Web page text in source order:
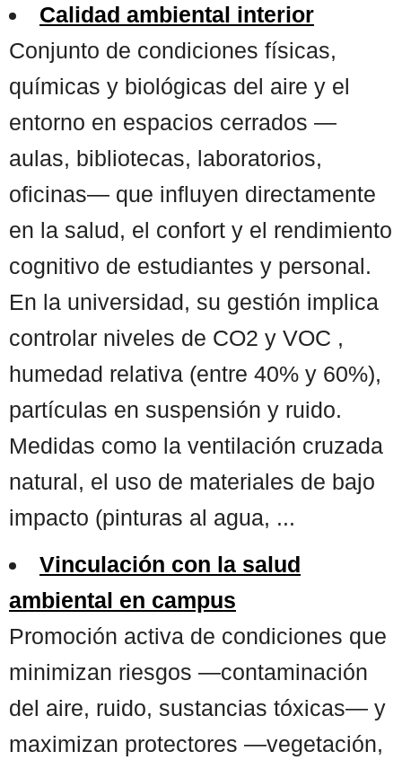
Calidad ambiental interior
Conjunto de condiciones físicas,
químicas y biológicas del aire y el
entorno en espacios cerrados —
aulas, bibliotecas, laboratorios,
oficinas— que influyen directamente
en la salud, el confort y el rendimiento
cognitivo de estudiantes y personal.
En la universidad, su gestión implica
controlar niveles de CO2 y VOC ,
humedad relativa (entre 40% y 60%),
partículas en suspensión y ruido.
Medidas como la ventilación cruzada
natural, el uso de materiales de bajo
impacto (pinturas al agua, ...
Vinculación con la salud
ambiental en campus
Promoción activa de condiciones que
minimizan riesgos —contaminación
del aire, ruido, sustancias tóxicas— y
maximizan protectores —vegetación,